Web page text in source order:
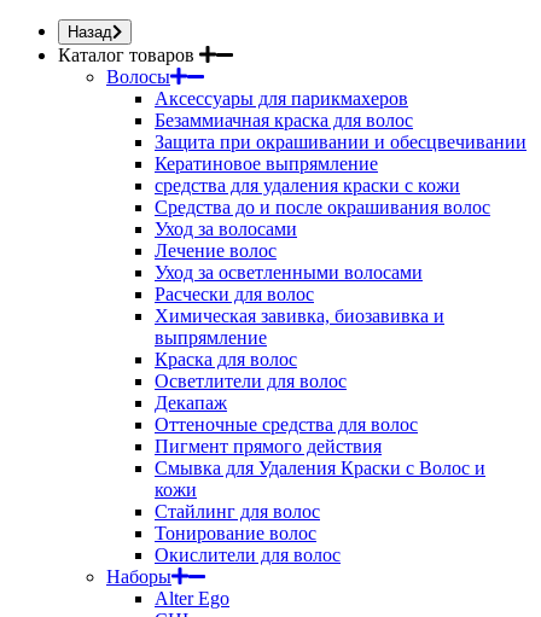
Назад
Каталог товаров
Волосы
Аксессуары для парикмахеров
Безаммиачная краска для волос
Защита при окрашивании и обесцвечивании
Кератиновое выпрямление
средства для удаления краски с кожи
Средства до и после окрашивания волос
Уход за волосами
Лечение волос
Уход за осветленными волосами
Расчески для волос
Химическая завивка, биозавивка и
выпрямление
Краска для волос
Осветлители для волос
Декапаж
Оттеночные средства для волос
Пигмент прямого действия
Смывка для Удаления Краски с Волос и
кожи
Стайлинг для волос
Тонирование волос
Окислители для волос
Наборы
Alter Ego